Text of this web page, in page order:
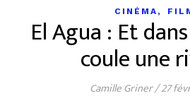
CINÉMA ,
El Agua : Et
coule une
Camille Griner/27